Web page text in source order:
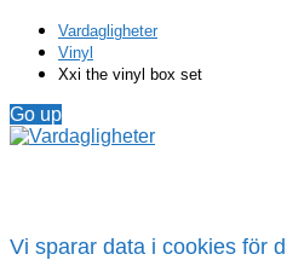
Vardagligheter
Vinyl
Xxi the vinyl box set
Go up
Vi sparar data i cookies för